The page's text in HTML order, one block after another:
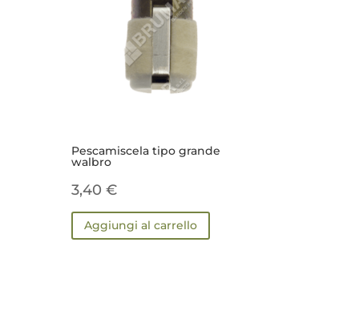
Pescamiscela tipo grande
walbro
3,40€
Aggiungi al carrello